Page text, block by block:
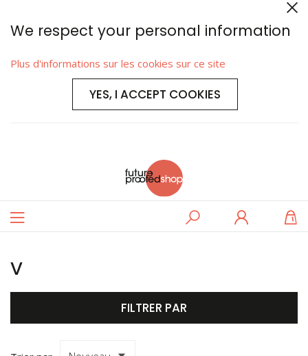
We respect your personal information
Plus d'informations sur les cookies sur ce site
YES, I ACCEPT COOKIES
Basculer
Rechercher
v
FILTRER PAR